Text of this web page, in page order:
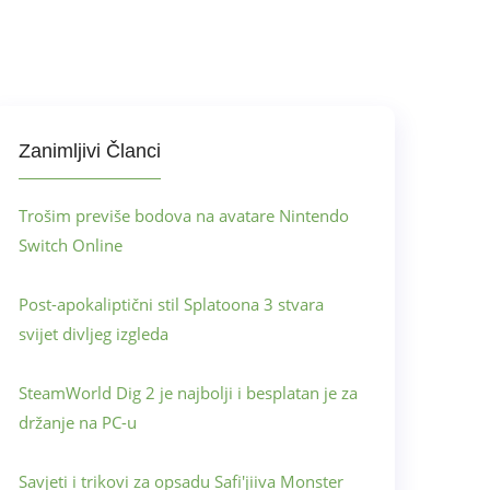
Zanimljivi Članci
Trošim previše bodova na avatare Nintendo
Switch Online
Post-apokaliptični stil Splatoona 3 stvara
svijet divljeg izgleda
SteamWorld Dig 2 je najbolji i besplatan je za
držanje na PC-u
Savjeti i trikovi za opsadu Safi'jiiva Monster